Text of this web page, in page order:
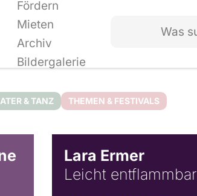
Fördern
Mieten
Archiv
Bildergalerie
& TANZ THEMEN & FESTIVALS
Lara Ermer
Leicht entflammbar